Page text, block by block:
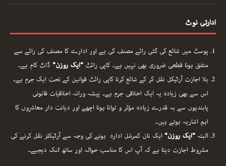
ادارتی نوٹ
پوسٹ میں شائع کی گئی رائے مصنف کی ہے اور ادارے کا مصنف کی رائے سے
متفق ہونا قطعی ضروری بھی نہیں ہے۔ کاپی رائٹ “ایک روزن” ڈاٹ کام ہے۔
بلا اجازت آرٹیکل نقل کر کے شائع کرنا کاپی رائٹ قوانین کے تحت ایک جرم ہے۔
اس سے بھی زیادہ یہ ایک اخلاقی جرم ہے۔ پیشہ ورانہ اخلاقیات قانونی
پابندیوں سے بہ قدرے زیادہ مؤثر و توانا ہونا اچھے اور دیانت دار معاشروں کا
اہم اشاریہ ہوتے ہیں۔
البتہ “ایک روزن” ایک نان کمرشل ادارہ ہونے کی وجہ سے آرٹیکلز نقل کرنے کی
مشروط اجازت دیتا ہے کہ آپ اس کا مناسب حوالہ اور ساتھ لنک دیجیے۔